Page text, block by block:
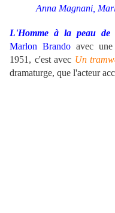
Anna Magnani,
L'Homme à la peau de
Marlon Brandoavec une
1951, c'est avec Un
dramaturge, que l'acteur